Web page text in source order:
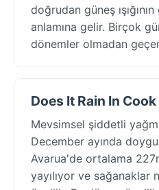
doğrudan güneş
anlamına gelir. Birçok
dönemler olmadan
Does It Rain In Cook
Mevsimsel şiddetli
December ayında
Avarua'de ortalama
yayılıyor ve sağanaklar